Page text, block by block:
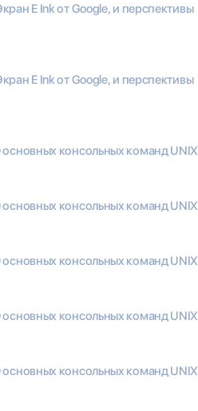
E Ink от Google, и перспективы
E Ink от Google, и перспективы
основных консольных команд UNIX
основных консольных команд UNIX
основных консольных команд UNIX
основных консольных команд UNIX
основных консольных команд UNIX